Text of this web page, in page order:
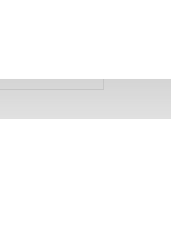
мощных